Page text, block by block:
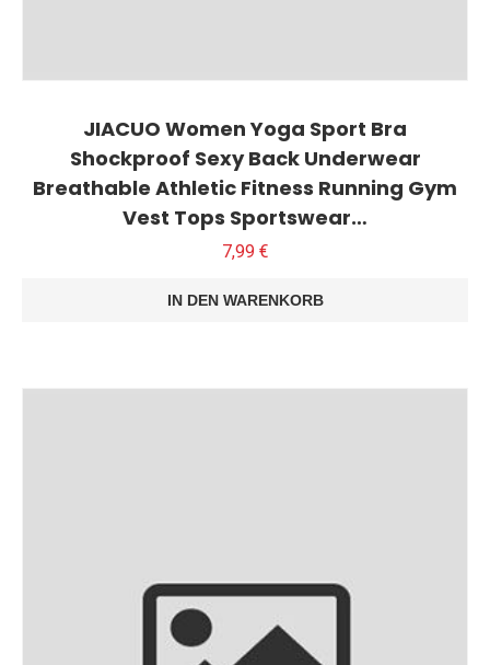
JIACUO Women Yoga Sport Bra
Shockproof Sexy Back Underwear
Breathable Athletic Fitness Running Gym
Vest Tops Sportswear…
7,99 €
IN DEN WARENKORB